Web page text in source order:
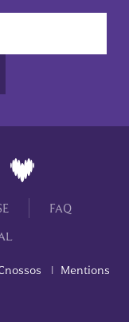
FAQ
| Mentions